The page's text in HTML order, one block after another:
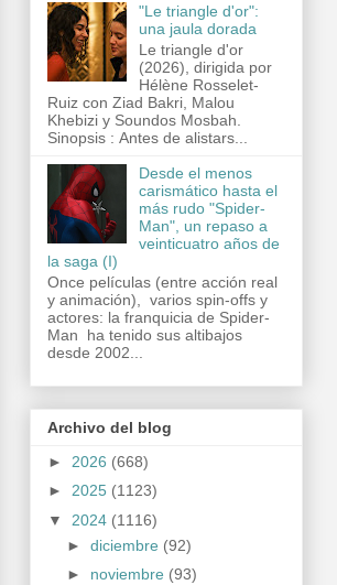
"Le triangle d'or":
una jaula dorada
Le triangle d'or
(2026), dirigida por
Hélène Rosselet-
Ruiz con Ziad Bakri, Malou
Khebizi y Soundos Mosbah.
Sinopsis : Antes de alistars...
Desde el menos
carismático hasta el
más rudo "Spider-
Man", un repaso a
veinticuatro años de
la saga (I)
Once películas (entre acción real
y animación), varios spin-offs y
actores: la franquicia de Spider-
Man ha tenido sus altibajos
desde 2002...
Archivo del blog
► 2026 (668)
► 2025 (1123)
▼ 2024 (1116)
► diciembre (92)
► noviembre (93)